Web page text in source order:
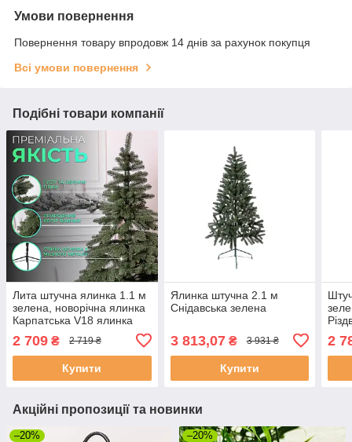
Умови повернення
Повернення товару впродовж 14 днів за рахунок покупця
Всі умови повернення
Подібні товари компанії
Лита штучна ялинка 1.1 м
зелена, новорічна ялинка
Карпатська V18 ялинка
Преміум KOS-KARPGR11
2 709 ₴ 2 719 ₴
Купити
Ялинка штучна 2.1 м
Снідавська зелена
3 813,07₴ 3 931 ₴
Купити
2
Акційні пропозиції та новинки
–20% –20%